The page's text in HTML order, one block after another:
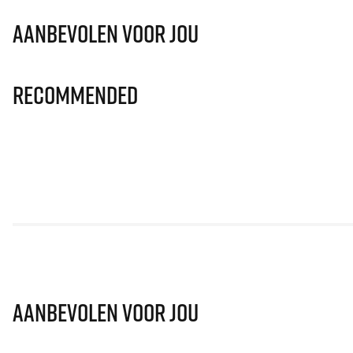
Aanbevolen voor jou
Recommended
Aanbevolen voor jou